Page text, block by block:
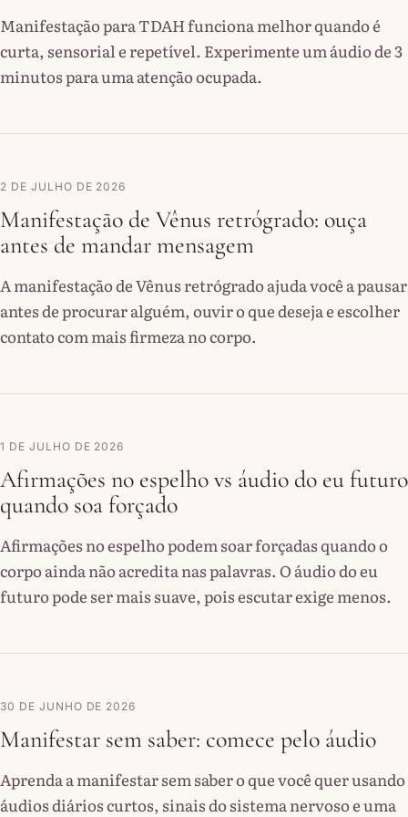
Manifestação para TDAH funciona melhor quando é
curta, sensorial e repetível. Experimente um áudio de 3
minutos para uma atenção ocupada.
2 DE JULHO DE 2026
Manifestação de Vênus retrógrado: ouça
antes de mandar mensagem
A manifestação de Vênus retrógrado ajuda você a pausar
antes de procurar alguém, ouvir o que deseja e escolher
contato com mais firmeza no corpo.
1 DE JULHO DE 2026
Afirmações no espelho vs áudio do eu futuro
quando soa forçado
Afirmações no espelho podem soar forçadas quando o
corpo ainda não acredita nas palavras. O áudio do eu
futuro pode ser mais suave, pois escutar exige menos.
30 DE JUNHO DE 2026
Manifestar sem saber: comece pelo áudio
Aprenda a manifestar sem saber o que você quer usando
áudios diários curtos, sinais do sistema nervoso e uma